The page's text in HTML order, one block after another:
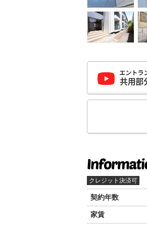
クレジット決済可
契約年数
家賃